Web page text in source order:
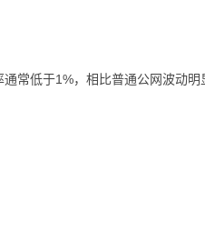
常低于1%，相比普通公网波动